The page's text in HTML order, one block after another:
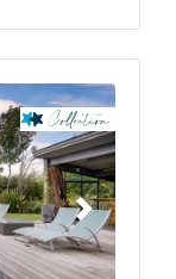
Suivant